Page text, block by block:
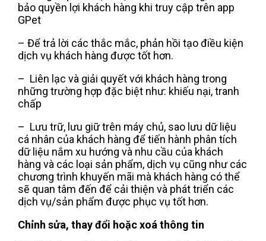
bảo quyền lợi khách hàng khi truy cập trên app
GPet
– Để trả lời các thắc mắc, phản hồi tạo điều kiện
dịch vụ khách hàng được tốt hơn.
– Liên lạc và giải quyết với khách hàng trong
những trường hợp đặc biệt như: khiếu nại, tranh
chấp
– Lưu trữ, lưu giữ trên máy chủ, sao lưu dữ liệu
cá nhân của khách hàng để tiến hành phân tích
dữ liệu nắm xu hướng và nhu cầu của khách
hàng và các loại sản phẩm, dịch vụ cũng như các
chương trình khuyến mãi mà khách hàng có thể
sẽ quan tâm đến để cải thiện và phát triển các
dịch vụ/sản phẩm được phục vụ tốt hơn.
Chỉnh sửa, thay đổi hoặc xoá thông tin